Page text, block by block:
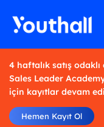
4 haftalık satış
Sales Leader
için kayıtlar devam
Hemen Kayıt Ol